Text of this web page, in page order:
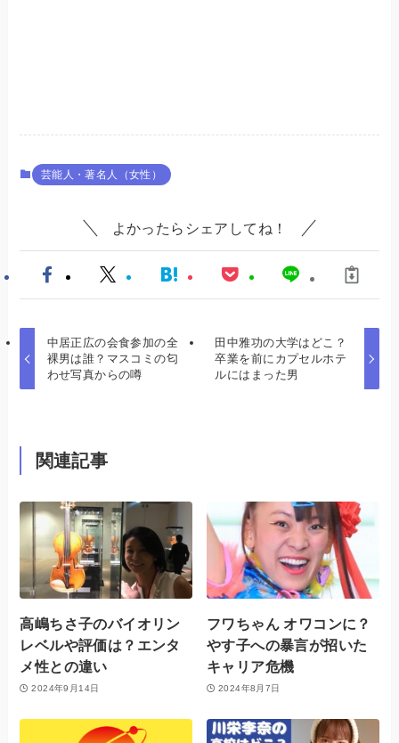
芸能人・著名人（女性）
よかったらシェアしてね！
中居正広の会食参加の全
裸男は誰？マスコミの匂
わせ写真からの噂
田中雅功の大学はどこ？
卒業を前にカプセルホテ
ルにはまった男
関連記事
高嶋ちさ子のバイオリン
レベルや評価は？エンタ
メ性との違い
2024年9月14日
フワちゃん オワコンに？
やす子への暴言が招いた
キャリア危機
2024年8月7日